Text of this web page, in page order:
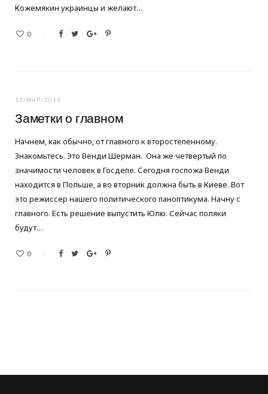
Кожемякин украинцы и желают…
0
17/МАР/2013
Заметки о главном
Начнем, как обычно, от главного к второстепенному.
Знакомьтесь. Это Венди Шерман. Она же четвертый по
значимости человек в Госдепе. Сегодня госпожа Венди
находится в Польше, а во вторник должна быть в Киеве. Вот
это режиссер нашего политического паноптикума. Начну с
главного. Есть решение выпустить Юлю. Сейчас поляки
будут…
0